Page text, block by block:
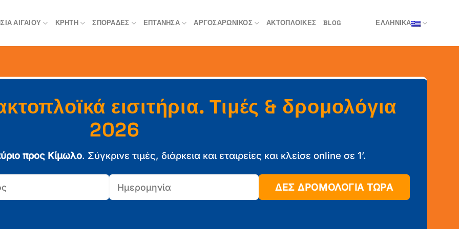
ΑΙΓΑΊΟΥ ΚΡΉΤΗ ΣΠΟΡΆΔΕΣ ΕΠΤΆΝΗΣΑ ΑΡΓΟΣΑΡΩΝΙΚΌΣ ΑΚΤΟΠΛΟΙΚΈΣ BLOG ΕΛΛΗΝΙΚΑ
εισιτήρια. Τιμές & δρομολόγια
2026
προς Κίμωλο. Σύγκρινε τιμές, διάρκεια και εταιρείες και κλείσε online σε 1’.
ΔΕΣ ΔΡΟΜΟΛΟΓΙΑ ΤΩΡΑ